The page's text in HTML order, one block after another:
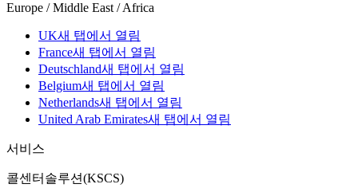
Europe / Middle East / Africa
UK새 탭에서 열림
France새 탭에서 열림
Deutschland새 탭에서 열림
Belgium새 탭에서 열림
Netherlands새 탭에서 열림
United Arab Emirates새 탭에서 열림
서비스
콜센터솔루션(KSCS)